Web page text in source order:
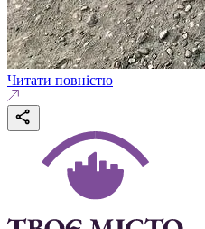
Читати повністю